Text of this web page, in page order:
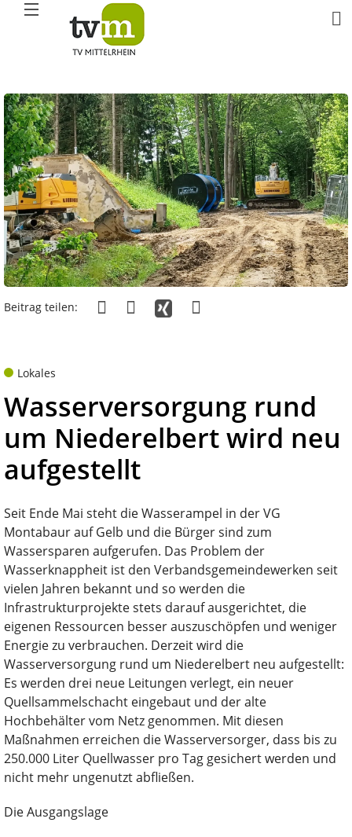
Beitrag teilen:
Lokales
Wasserversorgung rund
um Niederelbert wird neu
aufgestellt
Seit Ende Mai steht die Wasserampel in der VG
Montabaur auf Gelb und die Bürger sind zum
Wassersparen aufgerufen. Das Problem der
Wasserknappheit ist den Verbandsgemeindewerken seit
vielen Jahren bekannt und so werden die
Infrastrukturprojekte stets darauf ausgerichtet, die
eigenen Ressourcen besser auszuschöpfen und weniger
Energie zu verbrauchen. Derzeit wird die
Wasserversorgung rund um Niederelbert neu aufgestellt:
Es werden drei neue Leitungen verlegt, ein neuer
Quellsammelschacht eingebaut und der alte
Hochbehälter vom Netz genommen. Mit diesen
Maßnahmen erreichen die Wasserversorger, dass bis zu
250.000 Liter Quellwasser pro Tag gesichert werden und
nicht mehr ungenutzt abfließen.
Die Ausgangslage